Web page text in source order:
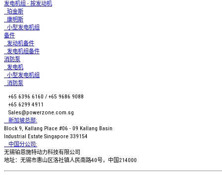
发电机组 - 按发动机
珀金斯
康明斯
小型发电机组
备件
发动机备件
发电机组备件
消防泵
发电机
小型发电机组
消防泵
+65 6396 6160 / +65 9686 9088
+65 6299 4911
Sales@powerzone.com.sg
新加坡总部:
Block 9, Kallang Place #06 - 09 Kallang Basin
Industrial Estate Singapore 339154
中国分公司:
无锡铂恩施特动力科技有限公司
地址：无锡市惠山区洛社镇人民南路40号，中国214000